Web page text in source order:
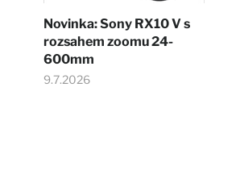
Novinka: Sony RX10 V s
rozsahem zoomu 24-
600mm
9.7.2026